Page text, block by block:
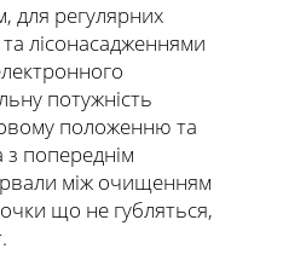
для регулярних
лісонасадженнями
потужність
положенню та
з попереднім
між очищенням
що не губляться,